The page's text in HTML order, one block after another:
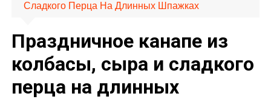
Сладкого Перца На Длинных Шпажках
Праздничное канапе из
колбасы, сыра и сладкого
перца на длинных